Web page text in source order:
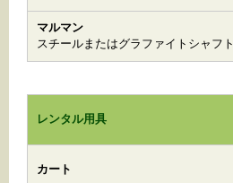
マルマン
スチールまたはグラファイトシャフト
レンタル用具
カート